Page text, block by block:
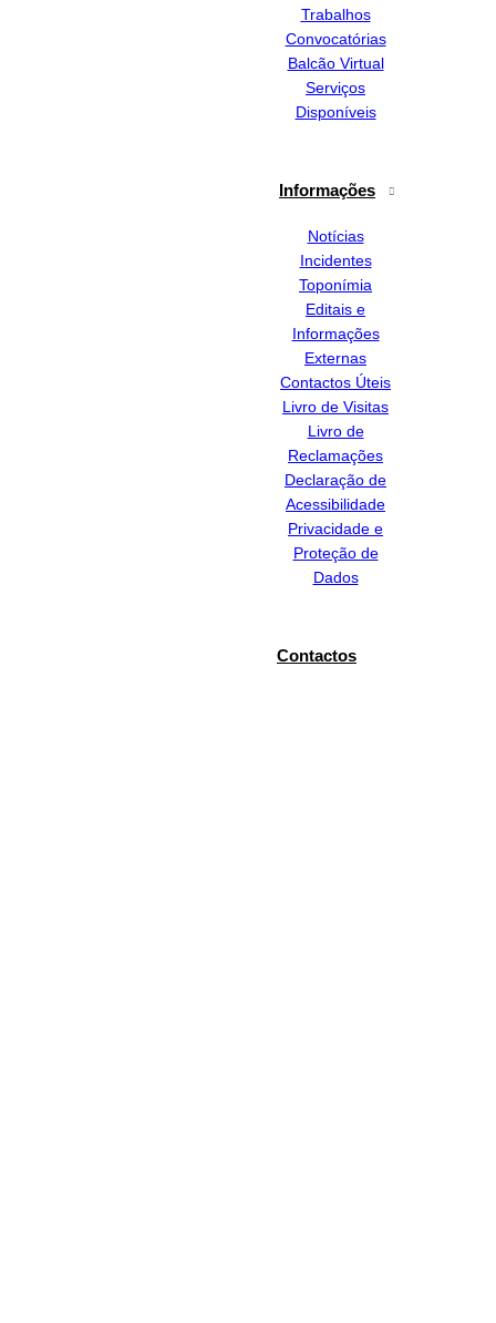
Trabalhos
Convocatórias
Balcão Virtual
Serviços
Disponíveis
Informações
Notícias
Incidentes
Toponímia
Editais e
Informações
Externas
Contactos Úteis
Livro de Visitas
Livro de
Reclamações
Declaração de
Acessibilidade
Privacidade e
Proteção de
Dados
Contactos